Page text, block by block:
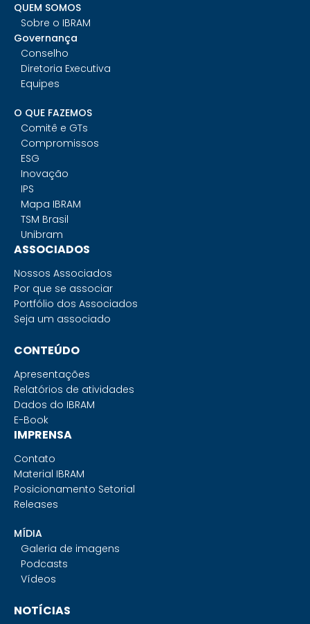
QUEM SOMOS
Sobre o IBRAM
Governança
Conselho
Diretoria Executiva
Equipes
O QUE FAZEMOS
Comitê e GTs
Compromissos
ESG
Inovação
IPS
Mapa IBRAM
TSM Brasil
Unibram
ASSOCIADOS
Nossos Associados
Por que se associar
Portfólio dos Associados
Seja um associado
CONTEÚDO
Apresentações
Relatórios de atividades
Dados do IBRAM
E-Book
IMPRENSA
Contato
Material IBRAM
Posicionamento Setorial
Releases
MÍDIA
Galeria de imagens
Podcasts
Vídeos
NOTÍCIAS